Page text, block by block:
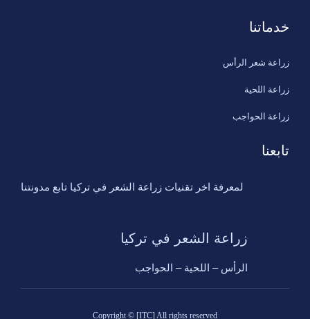
خدماتنا
زراعة شعر الرأس
زراعة اللحية
زراعة الحواجب
تابعنا
لمعرفة اخر تقنيات زراعة الشعر في تركيا تابع مدونتنا
زراعة الشعر في تركيا
الرأس – اللحية – الحواجب
Copyright © [ITC] All rights reserved